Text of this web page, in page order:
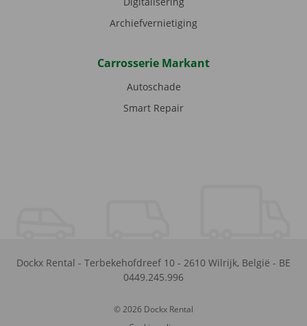
Archiefvernietiging
Carrosserie Markant
Autoschade
Smart Repair
Dockx Rental - Terbekehofdreef 10 - 2610 Wilrijk, België - BE
0449.245.996
© 2026 Dockx Rental